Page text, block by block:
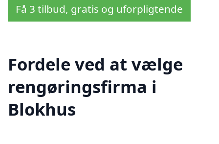
Få 3 tilbud, gratis og uforpligtende
Fordele ved at vælge
rengøringsfirma i
Blokhus